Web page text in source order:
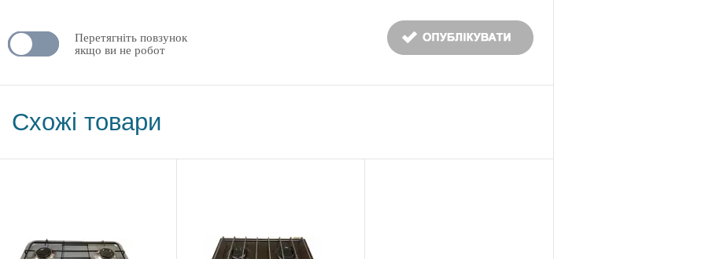
OFF
ON
Перетягніть повзунок
якщо ви не робот
Схожі товари